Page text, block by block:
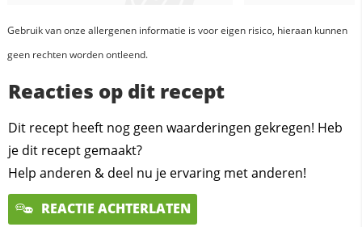
Gebruik van onze allergenen informatie is voor eigen risico, hieraan kunnen
geen rechten worden ontleend.
Reacties op dit recept
Dit recept heeft nog geen waarderingen gekregen! Heb
je dit recept gemaakt?
Help anderen & deel nu je ervaring met anderen!
REACTIE ACHTERLATEN